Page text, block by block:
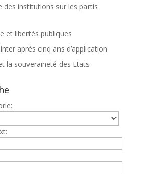
des institutions sur les partis
et libertés publiques
après cinq ans d’application
la souveraineté des Etats